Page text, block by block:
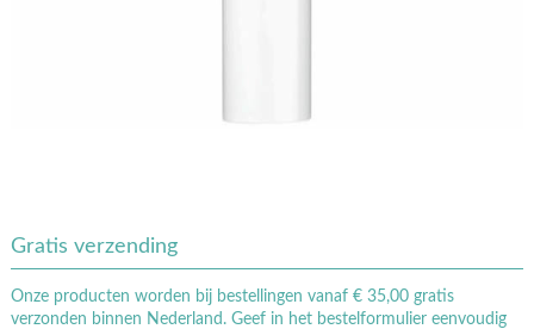
Gratis verzending
Onze producten worden bij bestellingen vanaf € 35,00 gratis
verzonden binnen Nederland. Geef in het bestelformulier eenvoudig